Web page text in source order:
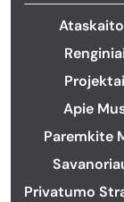
Projektai
Apie
Paremkite
Privatumo